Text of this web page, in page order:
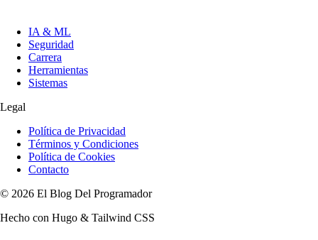
IA & ML
Seguridad
Carrera
Herramientas
Sistemas
Legal
Política de Privacidad
Términos y Condiciones
Política de Cookies
Contacto
© 2026 El Blog Del Programador
Hecho con Hugo & Tailwind CSS